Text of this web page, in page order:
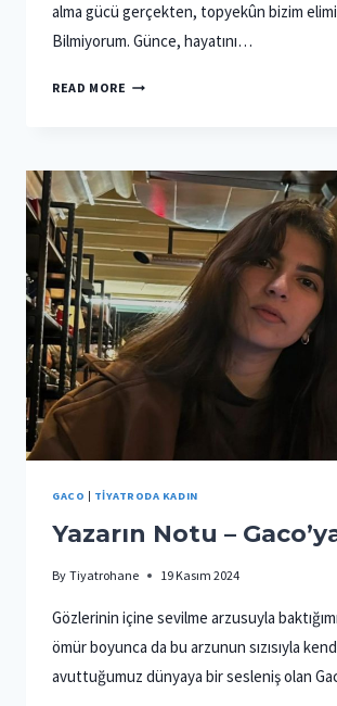
alma gücü gerçekten, topyekûn bizim
Bilmiyorum. Günce, hayatını…
READ MORE YAZARIN
DAIR…
GACO | TIYATRODA KADIN
Yazarın Notu –
By Tiyatrohane 19 Kasım 2024
Gözlerinin içine sevilme arzusuyla
ömür boyunca da bu arzunun sızısıyla
avuttuğumuz dünyaya bir sesleniş olan